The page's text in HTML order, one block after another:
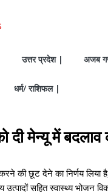
उत्तर प्रदेश | अजब
धर्म/ राशिफल |
दी मेन्‍यू में
छूट देने का निर्णय लिया है,
सहित स्वास्थ्य भोजन